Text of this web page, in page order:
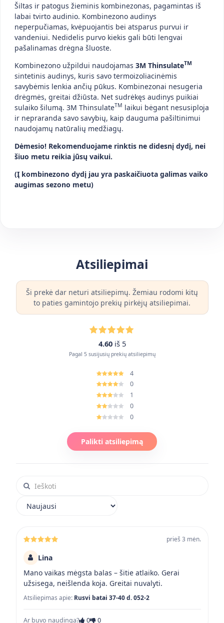
Šiltas ir patogus žieminis kombinezonas, pagamintas iš
labai tvirto audinio. Kombinezono audinys
neperpučiamas, kvėpuojantis bei atsparus purvui ir
vandeniui. Nedidelis purvo kiekis gali būti lengvai
pašalinamas drėgna šluoste.
Kombinezono užpildui naudojamas 3M ThinsulateTM
sintetinis audinys, kuris savo termoizoliacinėmis
savybėmis lenkia ančių pūkus. Kombinezonai nesugeria
drėgmės, greitai džiūsta. Net sudrėkęs audinys puikiai
sulaiko šilumą. 3M ThinsulateTM laikui bėgant nesusiploja
ir nepraranda savo savybių, kaip dauguma pašiltinimui
naudojamų natūralių medžiagų.
Dėmesio! Rekomenduojame rinktis ne didesnį dydį, nei
šiuo metu reikia jūsų vaikui.
(Į kombinezono dydį jau yra paskaičiuota galimas vaiko
augimas sezono metu)
Atsiliepimai
Ši prekė dar neturi atsiliepimų. Žemiau rodomi kitų
to paties gamintojo prekių pirkėjų atsiliepimai.
4.60 iš 5
Pagal 5 susijusių prekių atsiliepimų
4
0
1
0
0
Palikti atsiliepimą
Ieškoti atsiliepimuose
prieš 3 mėn.
Lina
Mano vaikas mėgsta balas – šitie atlaiko. Gerai
užsisega, neišlenda koja. Greitai nuvalyti.
Atsiliepimas apie: Rusvi batai 37-40 d. 052-2
Ar buvo naudinga? 0 0